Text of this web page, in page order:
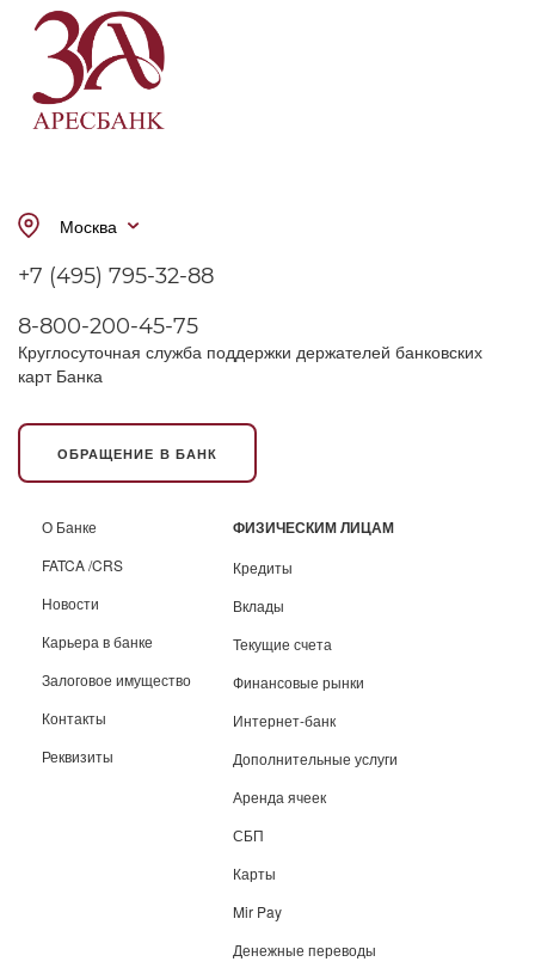
Москва
+7 (495) 795-32-88
8-800-200-45-75
Круглосуточная служба поддержки держателей банковских
карт Банка
ОБРАЩЕНИЕ В БАНК
О Банке
FATCA /CRS
Новости
Карьера в банке
Залоговое имущество
Контакты
Реквизиты
ФИЗИЧЕСКИМ ЛИЦАМ
Кредиты
Вклады
Текущие счета
Финансовые рынки
Интернет-банк
Дополнительные услуги
Аренда ячеек
СБП
Карты
Mir Pay
Денежные переводы